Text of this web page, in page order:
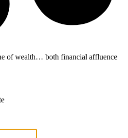
of wealth… both financial affluence